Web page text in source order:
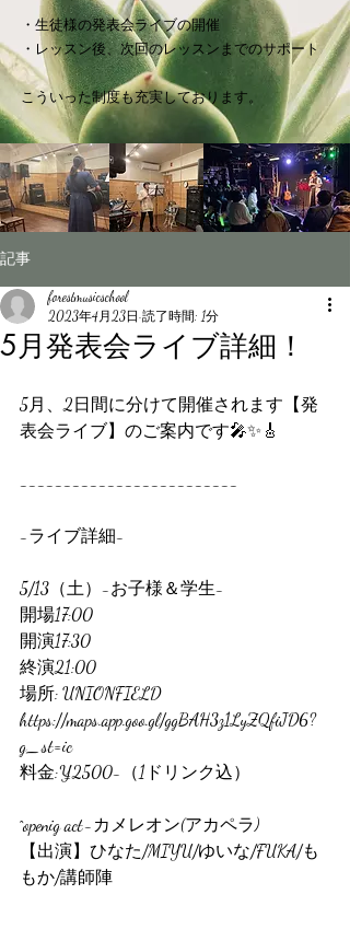
​・生徒様の発表会ライブの開催
・レッスン後、次回のレッスンまでのサポート
​こういった制度も充実しております。
記事
5月発表会ライブ詳細！
forestmusicschool
2023年4月23日 読了時間: 1分
5月、2日間に分けて開催されます【発
表会ライブ】のご案内です🎤✨🎸
-------------------------
-ライブ詳細-
5/13（土）-お子様＆学生-
開場17:00
開演17:30
終演21:00
場所: UNIONFIELD
https://maps.app.goo.gl/ggBAH3z1LyZQfiJD6?
g_st=ic
料金:¥2500-（1ドリンク込）
^openig act-カメレオン(アカペラ)
【出演】ひなた/MIYU/ゆいな/FUKA/も
もか/講師陣